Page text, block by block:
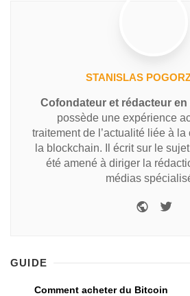
STANISLAS
Cofondateur et rédacteur en
possède une expérience
traitement de l’actualité liée à
la blockchain. Il écrit sur le
été amené à diriger la
médias
GUIDE
Comment acheter du Bitcoin